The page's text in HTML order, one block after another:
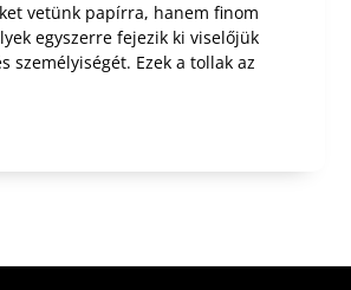
vetünk papírra, hanem finom
egyszerre fejezik ki viselőjük
személyiségét. Ezek a tollak az